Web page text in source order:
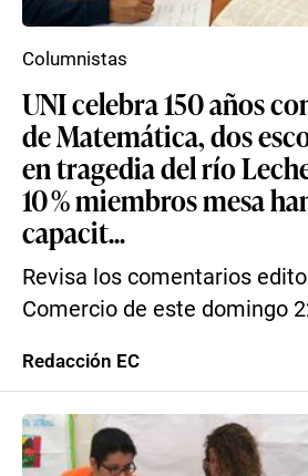
UNI celebra 150 años
de Matemática, dos
en tragedia del río
10 % miembros mesa
capacit...
Revisa los comentarios
Comercio de este domingo
Columnistas
Redacción EC